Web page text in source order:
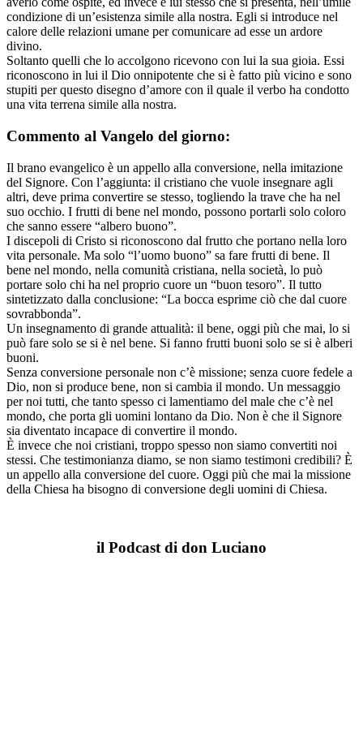
condizione di un’esistenza simile alla nostra. Egli si introduce nel
calore delle relazioni umane per comunicare ad esse un ardore
divino.
Soltanto quelli che lo accolgono ricevono con lui la sua gioia. Essi
riconoscono in lui il Dio onnipotente che si è fatto più vicino e sono
stupiti per questo disegno d’amore con il quale il verbo ha condotto
una vita terrena simile alla nostra.
Commento al Vangelo del giorno:
Il brano evangelico è un appello alla conversione, nella imitazione
del Signore. Con l’aggiunta: il cristiano che vuole insegnare agli
altri, deve prima convertire se stesso, togliendo la trave che ha nel
suo occhio. I frutti di bene nel mondo, possono portarli solo coloro
che sanno essere “albero buono”.
I discepoli di Cristo si riconoscono dal frutto che portano nella loro
vita personale. Ma solo “l’uomo buono” sa fare frutti di bene. Il
bene nel mondo, nella comunità cristiana, nella società, lo può
portare solo chi ha nel proprio cuore un “buon tesoro”. Il tutto
sintetizzato dalla conclusione: “La bocca esprime ciò che dal cuore
sovrabbonda”.
Un insegnamento di grande attualità: il bene, oggi più che mai, lo si
può fare solo se si è nel bene. Si fanno frutti buoni solo se si è alberi
buoni.
Senza conversione personale non c’è missione; senza cuore fedele a
Dio, non si produce bene, non si cambia il mondo. Un messaggio
per noi tutti, che tanto spesso ci lamentiamo del male che c’è nel
mondo, che porta gli uomini lontano da Dio. Non è che il Signore
sia diventato incapace di convertire il mondo.
È invece che noi cristiani, troppo spesso non siamo convertiti noi
stessi. Che testimonianza diamo, se non siamo testimoni credibili? È
un appello alla conversione del cuore. Oggi più che mai la missione
della Chiesa ha bisogno di conversione degli uomini di Chiesa.
il Podcast di don Luciano